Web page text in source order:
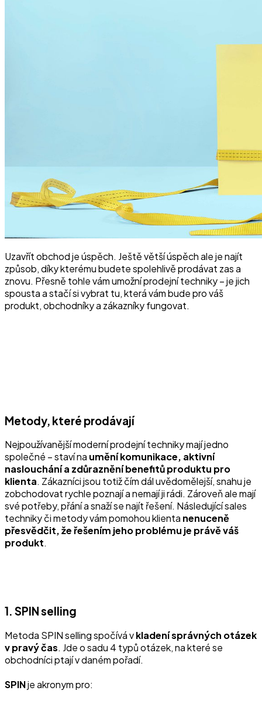
Uzavřít obchod je úspěch. Ještě větší úspěch ale je najít
způsob, díky kterému budete spolehlivě prodávat zas a
znovu. Přesně tohle vám umožní prodejní techniky – je jich
spousta a stačí si vybrat tu, která vám bude pro váš
produkt, obchodníky a zákazníky fungovat.
Metody, které prodávají
Nejpoužívanější moderní prodejní techniky mají jedno
společné – staví na umění komunikace, aktivní
naslouchání a zdůraznění benefitů produktu pro
klienta. Zákazníci jsou totiž čím dál uvědomělejší, snahu je
zobchodovat rychle poznají a nemají ji rádi. Zároveň ale mají
své potřeby, přání a snaží se najít řešení. Následující sales
techniky či metody vám pomohou klienta nenuceně
přesvědčit, že řešením jeho problému je právě váš
produkt.
1. SPIN selling
Metoda SPIN selling spočívá vkladení správných otázek
v pravý čas. Jde o sadu 4 typů otázek, na které se
obchodníci ptají v daném pořadí.
SPINje akronym pro: